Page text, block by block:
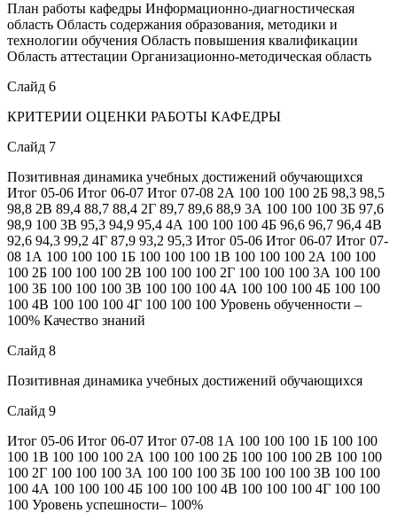
План работы кафедры Информационно-диагностическая
область Область содержания образования, методики и
технологии обучения Область повышения квалификации
Область аттестации Организационно-методическая область
Слайд 6
КРИТЕРИИ ОЦЕНКИ РАБОТЫ КАФЕДРЫ
Слайд 7
Позитивная динамика учебных достижений обучающихся
Итог 05-06 Итог 06-07 Итог 07-08 2А 100 100 100 2Б 98,3 98,5
98,8 2В 89,4 88,7 88,4 2Г 89,7 89,6 88,9 3А 100 100 100 3Б 97,6
98,9 100 3В 95,3 94,9 95,4 4А 100 100 100 4Б 96,6 96,7 96,4 4В
92,6 94,3 99,2 4Г 87,9 93,2 95,3 Итог 05-06 Итог 06-07 Итог 07-
08 1А 100 100 100 1Б 100 100 100 1В 100 100 100 2А 100 100
100 2Б 100 100 100 2В 100 100 100 2Г 100 100 100 3А 100 100
100 3Б 100 100 100 3В 100 100 100 4А 100 100 100 4Б 100 100
100 4В 100 100 100 4Г 100 100 100 Уровень обученности –
100% Качество знаний
Слайд 8
Позитивная динамика учебных достижений обучающихся
Слайд 9
Итог 05-06 Итог 06-07 Итог 07-08 1А 100 100 100 1Б 100 100
100 1В 100 100 100 2А 100 100 100 2Б 100 100 100 2В 100 100
100 2Г 100 100 100 3А 100 100 100 3Б 100 100 100 3В 100 100
100 4А 100 100 100 4Б 100 100 100 4В 100 100 100 4Г 100 100
100 Уровень успешности– 100%